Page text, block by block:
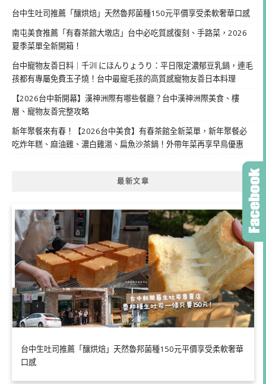
台中生吐司推薦「釀烘焙」天然魯邦菌種150元平價享受柔軟奢華口感
南屯美食推薦「有春茶館大墩店」台中必吃質感復刻、手路菜，2026
夏季菜單全新開箱！
台中寵物友善日料｜千汌 にほんりょうり：平日限定濃郁豆乳鍋，連毛
孩都有專屬免費玉子燒！台中最寵毛孩的高質感寵物友善日本料理
【2026台中新開幕】漢神洲際有哪些餐廳？台中漢神洲際美食、樓
層、寵物友善完整攻略
新年聚餐來有春！【2026台中美食】有春茶館全新菜單，新年聚餐必
吃炸年糕、麻油雞、濃白雞湯、扁魚沙茶鍋！外帶年菜再享早鳥優惠
最新文章
台中生吐司推薦「釀烘焙」天然魯邦菌種150元平價享受柔軟奢華
口感